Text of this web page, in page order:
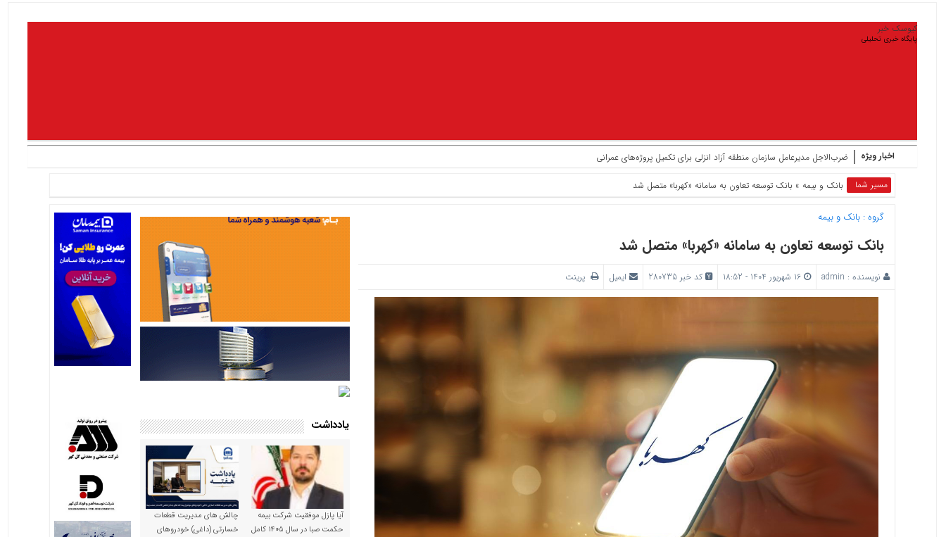
کیوسک خبر
پایگاه خبری تحلیلی
اخبار ویژه ضرب‌الاجل مدیرعامل سازمان منطقه آزاد انزلی برای تکمیل پروژه‌های عمرانی
مسیر شما بانک‌ و بیمه » بانک توسعه تعاون به سامانه «کهربا» متصل شد
گروه :بانک‌ و بیمه
بانک توسعه تعاون به سامانه «کهربا» متصل شد
نویسنده : admin 16 شهریور 1404 - 18:52 کد خبر 280735 ایمیل پرینت
یادداشت
آیا پازل موفقیت شرکت بیمه
حکمت صبا در سال ۱۴۰۵ کامل
چالش های مدیریت قطعات
خسارتی (داغی) خودروهای